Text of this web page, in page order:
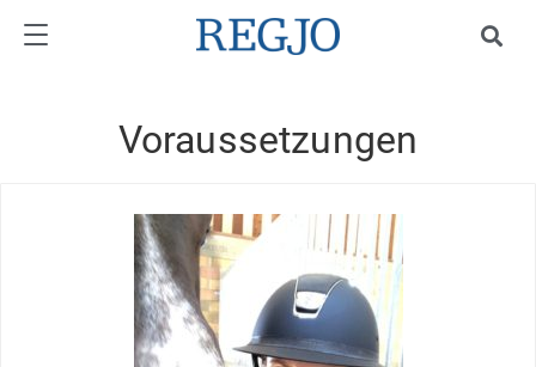
Voraussetzungen